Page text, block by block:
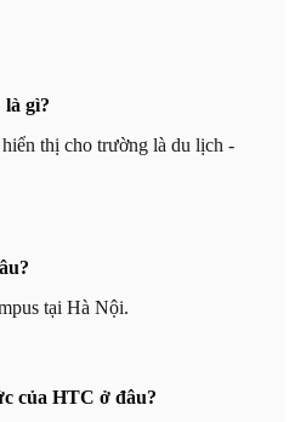
gì?
thị cho trường là du lịch -
tại Hà Nội.
của HTC ở đâu?